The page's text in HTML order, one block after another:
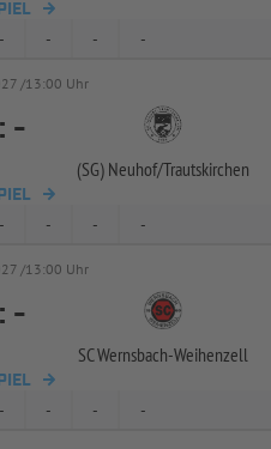
- - - -
/13:00 Uhr
: -
(SG) Neuhof/Trautskirchen
- - - -
/13:00 Uhr
: -
SC Wernsbach-Weihenzell
- - - -